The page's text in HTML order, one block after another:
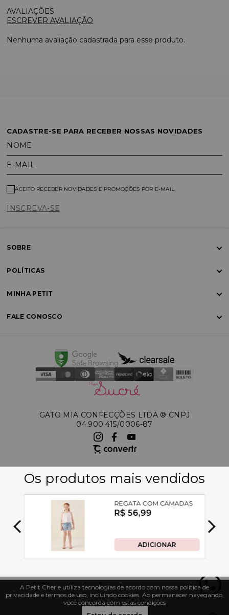
ESCREVER AVALIAÇÃO
Nenhuma avaliação cadastrada para esse produto.
CADASTRE-SE PARA RECEBER NOSSAS NOVIDADES
NOME
E-MAIL
INSCREVA-SE
ACEITO RECEBER NOVIDADES E PROMOÇÕES POR E-MAIL
SOBRE
POLÍTICAS
MINHA PETIT
FALE CONOSCO
GATO MIA CONFECÇÕES LTDA ®️ CNPJ
04.900.415/0006-87
A Petit Cherie utiliza tecnologias de acordo com nossa política de
privacidade e termos de uso, incluindo cookies. Ao permanecer navegando,
você concorda com estas condições